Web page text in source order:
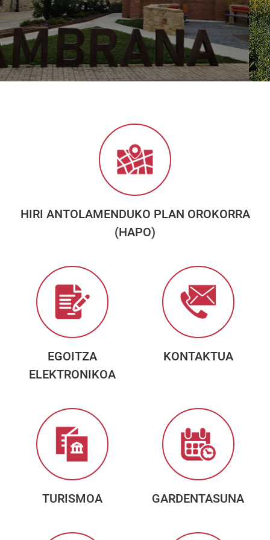
HIRI ANTOLAMENDUKO PLAN OROKORRA
(HAPO)
EGOITZA
ELEKTRONIKOA
KONTAKTUA
TURISMOA GARDENTASUNA